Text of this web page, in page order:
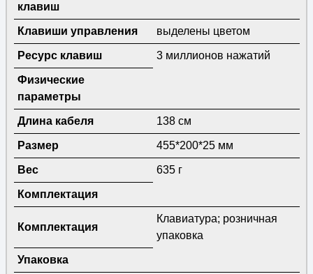
клавиш
Клавиши управления выделены цветом
Ресурс клавиш 3 миллионов нажатий
Физические
параметры
Длина кабеля 138 см
Размер 455*200*25 мм
Вес 635 г
Комплектация
Комплектация
Клавиатура; розничная
упаковка
Упаковка